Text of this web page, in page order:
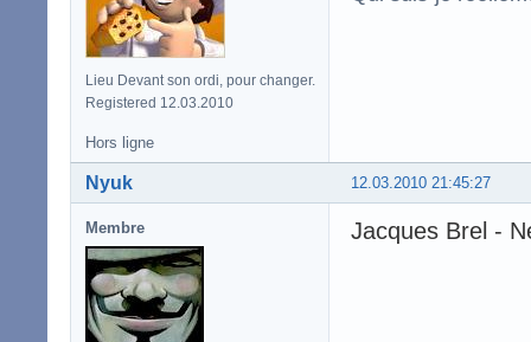
Lieu Devant son ordi, pour changer.
Registered 12.03.2010
Hors ligne
12.03.2010 21:45:27
Nyuk
Membre Jacques Brel -